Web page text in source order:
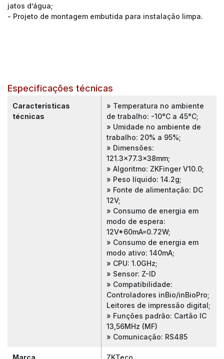
jatos d’água;
- Projeto de montagem embutida para instalação limpa.
Especificações técnicas
Características
técnicas
» Temperatura no ambiente
de trabalho: -10°C a 45°C;
» Umidade no ambiente de
trabalho: 20% a 95%;
» Dimensões:
121.3x77.3x38mm;
» Algoritmo: ZKFinger V10.0;
» Peso líquido: 14.2g;
» Fonte de alimentação: DC
12V;
» Consumo de energia em
modo de espera:
12V*60mA=0.72W;
» Consumo de energia em
modo ativo: 140mA;
» CPU: 1.0GHz;
» Sensor: Z-ID
» Compatibilidade:
Controladores inBio/inBioPro;
Leitores de impressão digital;
» Funções padrão: Cartão IC
13,56MHz (MF)
» Comunicação: RS485
Marca ZKTeco